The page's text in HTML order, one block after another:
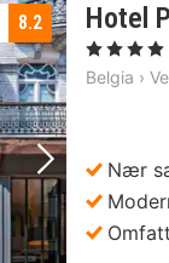
Neste bilde
8.2 Hotel
, 4 Stjerner
Belgia ›
Nær